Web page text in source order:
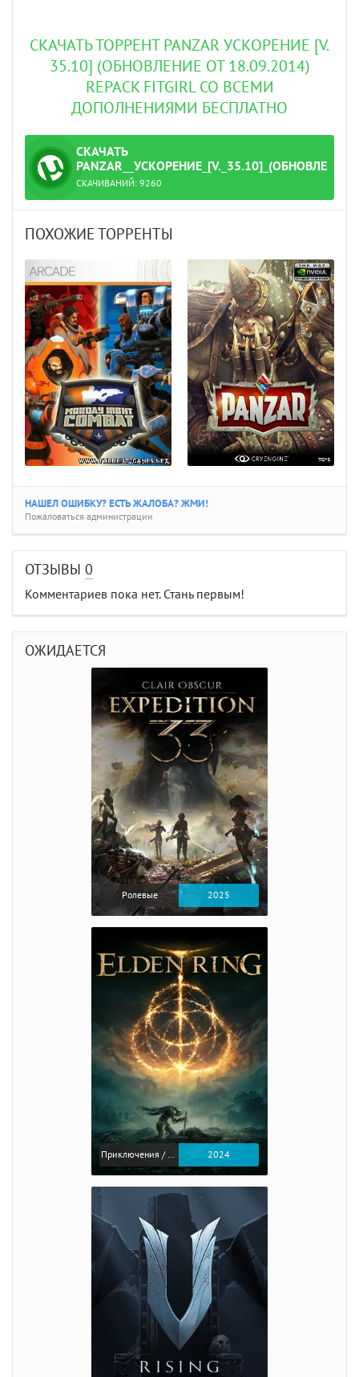
СКАЧАТЬ ТОРРЕНТ PANZAR УСКОРЕНИЕ [V.
35.10] (ОБНОВЛЕНИЕ ОТ 18.09.2014)
REPACK FITGIRL СО ВСЕМИ
ДОПОЛНЕНИЯМИ БЕСПЛАТНО
СКАЧАТЬ
ТОРРЕНТ
СКАЧИВАНИЙ: 9260
ПОХОЖИЕ ТОРРЕНТЫ
НАШЕЛ ОШИБКУ? ЕСТЬ ЖАЛОБА? ЖМИ!
Пожаловаться администрации
ОТЗЫВЫ 0
Комментариев пока нет. Стань первым!
ОЖИДАЕТСЯ
Ролевые 2025
Приключения / Экшен / Ролевые 2024